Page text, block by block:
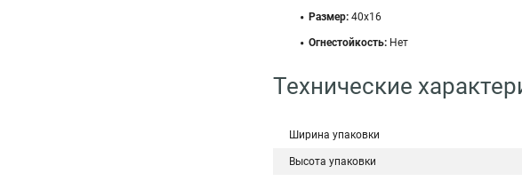
Размер: 40х16
Огнестойкость: Нет
Технические
Ширина упаковки
Высота упаковки